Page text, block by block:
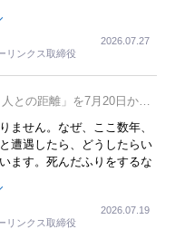
した。夕方から夜の便を利
し、若いからできたことで
森に行ったと聞くと、疲れ
リンクス取締役
2026.07.27
との距離」を7月20日から
ません。なぜ、ここ数年、
遭遇したら、どうしたらい
ます。死んだふりをするな
中で、この企画展はタイム
リンクス取締役
2026.07.19